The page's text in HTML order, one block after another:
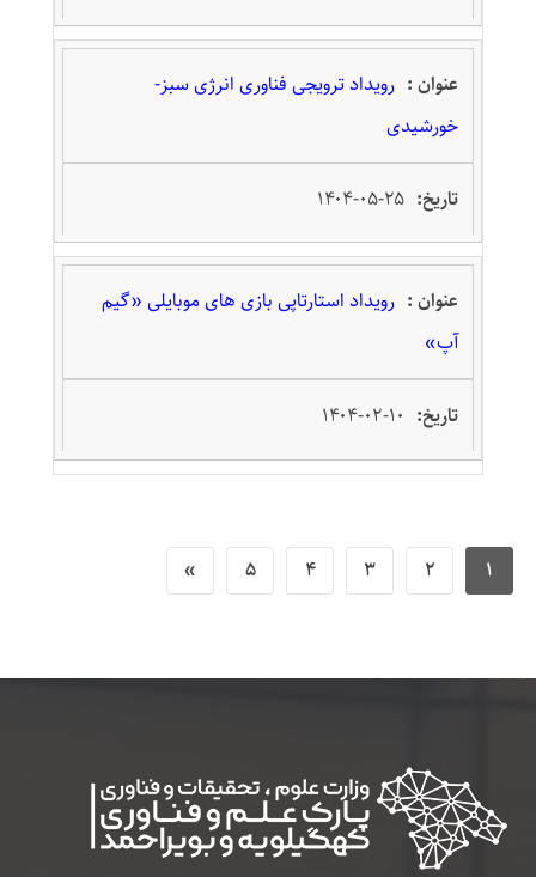
رویداد ترویجی فناوری انرژی سبز-
خورشیدی
۱۴۰۴-۰۵-۲۵
رویداد استارتاپی بازی های موبایلی «گیم
آپ»
۱۴۰۴-۰۲-۱۰
1
2
3
4
5
»